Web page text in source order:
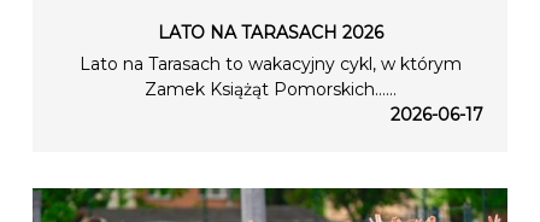
LATO NA TARASACH 2026
Lato na Tarasach to wakacyjny cykl, w którym
Zamek Książąt Pomorskich…...
2026-06-17